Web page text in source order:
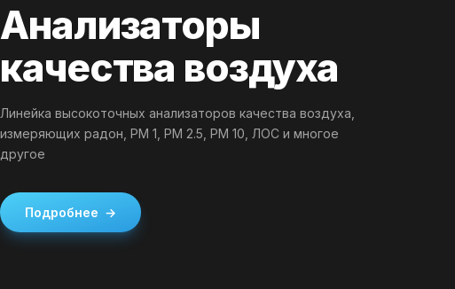
Анализаторы
качества воздуха
Линейка высокоточных анализаторов качества воздуха,
измеряющих радон, PM 1, PM 2.5, PM 10, ЛОС и многое
другое
Подробнее